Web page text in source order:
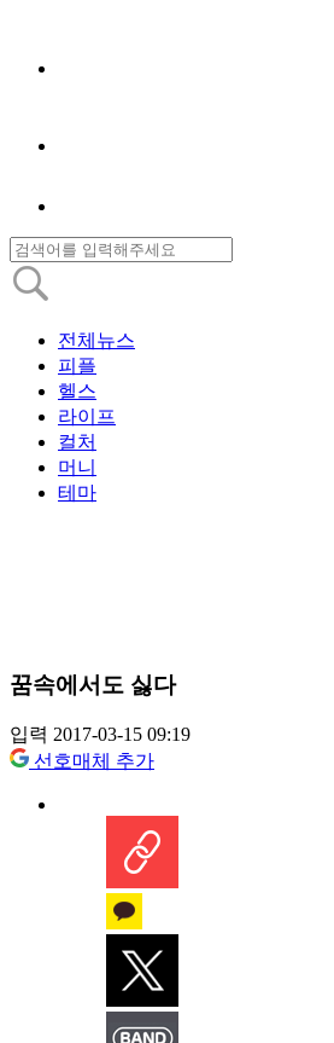
전체뉴스
피플
헬스
라이프
컬처
머니
테마
꿈속에서도 싫다
입력 2017-03-15 09:19
선호매체 추가